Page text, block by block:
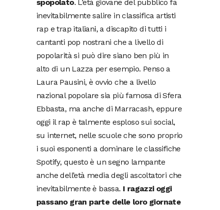
spopolato. L’età giovane del pubblico fa
inevitabilmente salire in classifica artisti
rap e trap italiani, a discapito di tutti i
cantanti pop nostrani che a livello di
popolarità si può dire siano ben più in
alto di un Lazza per esempio. Penso a
Laura Pausini, è ovvio che a livello
nazional popolare sia più famosa di Sfera
Ebbasta, ma anche di Marracash, eppure
oggi il rap è talmente esploso sui social,
su internet, nelle scuole che sono proprio
i suoi esponenti a dominare le classifiche
Spotify, questo è un segno lampante
anche dell’età media degli ascoltatori che
inevitabilmente è bassa. I ragazzi oggi
passano gran parte delle loro giornate